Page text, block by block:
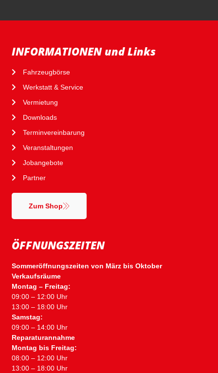
ÖFFNUNGSZEITEN
Sommeröffnungszeiten von März bis Oktober
Verkaufsräume
Montag – Freitag:
09:00 – 12:00 Uhr
13:00 – 18:00 Uhr
Samstag:
09:00 – 14:00 Uhr
Reparaturannahme
Montag bis Freitag:
08:00 – 12:00 Uhr
13:00 – 18:00 Uhr
INFORMATIONEN und Links
Fahrzeugbörse
Werkstatt & Service
Vermietung
Downloads
Terminvereinbarung
Veranstaltungen
Jobangebote
Partner
Zum Shop